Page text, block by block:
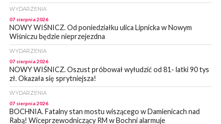
WYDARZENIA
07 sierpnia 2026
NOWY WIŚNICZ. Od poniedziałku ulica Lipnicka w Nowym
Wiśniczu będzie nieprzejezdna
WYDARZENIA
07 sierpnia 2026
NOWY WIŚNICZ. Oszust próbował wyłudzić od 81- latki 90 tys
zł. Okazała się sprytniejsza!
WYDARZENIA
07 sierpnia 2026
BOCHNIA. Fatalny stan mostu wiszącego w Damienicach nad
Rabą! Wiceprzewodniczący RM w Bochni alarmuje